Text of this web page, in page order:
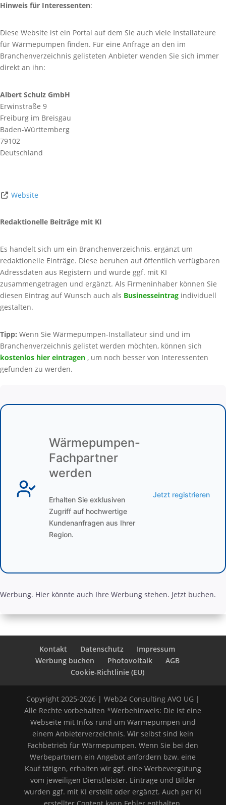
Hinweis für Interessenten:
Diese Website ist ein Portal auf dem Sie auch viele Installateure
für Wärmepumpen finden. Für eine Anfrage an den im
Branchenverzeichnis gelisteten Anbieter wenden Sie sich immer
direkt an ihn:
Albert Schulz GmbH
Erwinstraße 9
Freiburg im Breisgau
Baden-Württemberg
79102
Deutschland
Website
Redaktionelle Beiträge mit KI
Es handelt sich um ein Branchenverzeichnis, ergänzt um
redaktionelle Einträge. Diese beruhen auf öffentlich verfügbaren
Adressdaten aus Registern und wurde ggf. mit KI
zusammengetragen und ergänzt. Als Firmeninhaber können Sie
diesen Eintrag auf Wunsch auch als Businesseintrag individuell
gestalten.
Tipp: Wenn Sie Wärmepumpen-Installateur sind und im
Branchenverzeichnis gelistet werden möchten, können sich
kostenlos hier eintragen , um noch besser von Interessenten
gefunden zu werden.
Wärmepumpen-
Fachpartner
werden
Erhalten Sie exklusiven
Zugriff auf hochwertige
Kundenanfragen aus Ihrer
Region.
Jetzt registrieren
Werbung. Hier könnte auch Ihre Werbung stehen. Jetzt buchen.
Kontakt Datenschutz
Impressum
Werbung buchen
Photovoltaik
AGB
Cookie-Richtlinie (EU)
Copyright 2025-2026 | Web24 Consulting AVO UG |
Alle Rechte vorbehalten *Werbehinweis: Die ist eine
Webseite mit Infos rund um Wärmepumpen und
einem Anbieterverzeichnis. Wir selbst sind kein
Fachbetrieb für Wärmepumpen. Wenn Sie bei den
Werbepartnern ein Angebot anfordern bzw. eine
Kauf tätigen, erhalten wir ggf. eine Werbevergütung
vom jeweiligen Dienstleister. Einträge und Bilder
wurden ggf. mit KI erstellt oder ergänzt. Auch per KI